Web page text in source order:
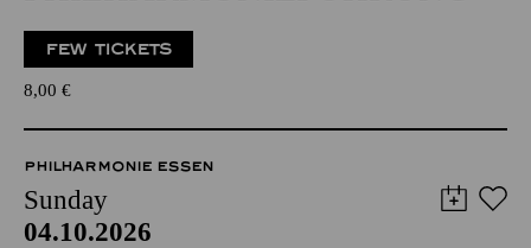
FEW TICKETS
8,00 €
PHILHARMONIE ESSEN
Sunday
04.10.2026